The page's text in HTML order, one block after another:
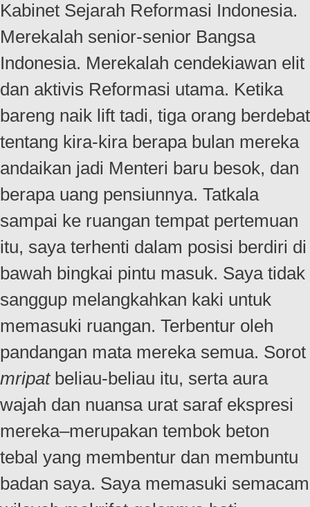
Kabinet Sejarah Reformasi Indonesia.
Merekalah senior-senior Bangsa
Indonesia. Merekalah cendekiawan elit
dan aktivis Reformasi utama. Ketika
bareng naik lift tadi, tiga orang berdebat
tentang kira-kira berapa bulan mereka
andaikan jadi Menteri baru besok, dan
berapa uang pensiunnya. Tatkala
sampai ke ruangan tempat pertemuan
itu, saya terhenti dalam posisi berdiri di
bawah bingkai pintu masuk. Saya tidak
sanggup melangkahkan kaki untuk
memasuki ruangan. Terbentur oleh
pandangan mata mereka semua. Sorot
mripatbeliau-beliau itu, serta aura
wajah dan nuansa urat saraf ekspresi
mereka–merupakan tembok beton
tebal yang membentur dan membuntu
badan saya. Saya memasuki semacam